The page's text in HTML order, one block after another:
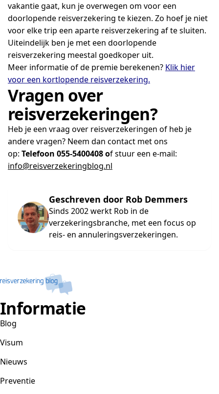
vakantie gaat, kun je overwegen om voor een
doorlopende reisverzekering te kiezen. Zo hoef je niet
voor elke trip een aparte reisverzekering af te sluiten.
Uiteindelijk ben je met een doorlopende
reisverzekering meestal goedkoper uit.
Meer informatie of de premie berekenen? Klik hier
voor een kortlopende reisverzekering.
Vragen over
reisverzekeringen?
Heb je een vraag over reisverzekeringen of heb je
andere vragen? Neem dan contact met ons
op: Telefoon 055-5400408 of stuur een e-mail:
info@reisverzekeringblog.nl
Geschreven door Rob Demmers
Sinds 2002 werkt Rob in de
verzekeringsbranche, met een focus op
reis- en annuleringsverzekeringen.
Informatie
Blog
Visum
Nieuws
Preventie